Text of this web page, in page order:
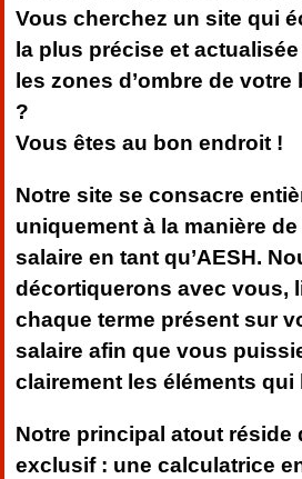
Vous cherchez un site qui
la plus précise et
les zones d’ombre de
?
Vous êtes au bon endroit !
Notre site se consacre
uniquement à la manière
salaire en tant qu’AESH.
décortiquerons avec vous,
chaque terme présent sur
salaire afin que vous
clairement les éléments qui
Notre principal atout réside
exclusif : une calculatrice